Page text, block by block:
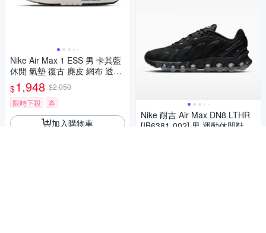
Nike Air Max 1 ESS 男 卡其藍
休閒 氣墊 復古 麂皮 網布 透氣
運動 休閒鞋 FZ5808-009
$1,948 $2,050
限時下殺
券
加入購物車
Nike 耐吉 Air Max DN8 LTHR
[IB6381-002] 男 運動休閒鞋 皮